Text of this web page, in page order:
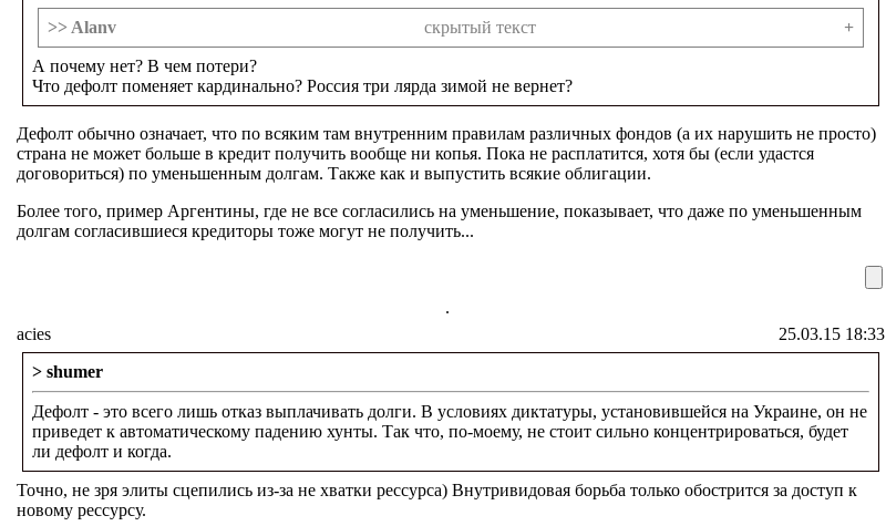
>> Alanv скрытый текст +
А почему нет? В чем потери?
Что дефолт поменяет кардинально? Россия три лярда зимой не вернет?
Дефолт обычно означает, что по всяким там внутренним правилам различных фондов (а их нарушить не просто)
страна не может больше в кредит получить вообще ни копья. Пока не расплатится, хотя бы (если удастся
договориться) по уменьшенным долгам. Также как и выпустить всякие облигации.
Более того, пример Аргентины, где не все согласились на уменьшение, показывает, что даже по уменьшенным
долгам согласившиеся кредиторы тоже могут не получить...
.
acies
25.03.15 18:33
> shumer
Дефолт - это всего лишь отказ выплачивать долги. В условиях диктатуры, установившейся на Украине, он не
приведет к автоматическому падению хунты. Так что, по-моему, не стоит сильно концентрироваться, будет
ли дефолт и когда.
Точно, не зря элиты сцепились из-за не хватки рессурса) Внутривидовая борьба только обострится за доступ к
новому рессурсу.